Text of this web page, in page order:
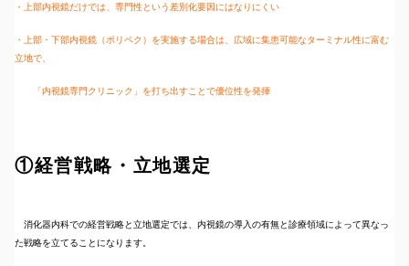
・上部内視鏡だけでは、専門性という差別化要因にはなりにくい
・上部・下部内視鏡（ポリペク）を実施する場合は、広域に集患可能なターミナル性に富む
立地で、
「内視鏡専門クリニック」を打ち出すことで優位性を発揮
①経営戦略・立地選定
消化器内科での経営戦略と立地選定では、内視鏡の導入の有無と診療領域によって異なっ
た戦略を立てることになります。